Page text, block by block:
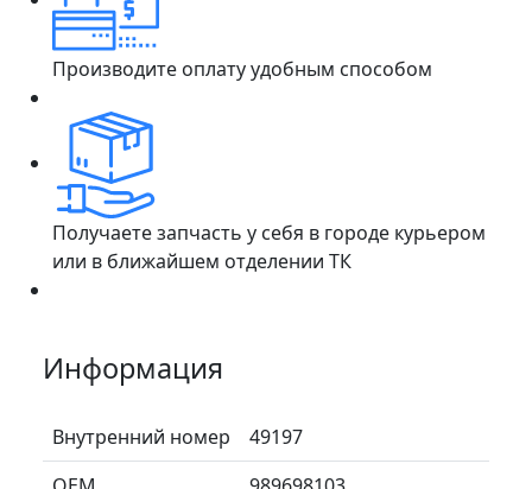
Производите оплату удобным способом
Получаете запчасть у себя в городе курьером
или в ближайшем отделении ТК
Информация
Внутренний номер
49197